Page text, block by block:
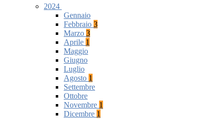
2024
Gennaio
Febbraio 3
Marzo 3
Aprile 1
Maggio
Giugno
Luglio
Agosto 1
Settembre
Ottobre
Novembre 1
Dicembre 1